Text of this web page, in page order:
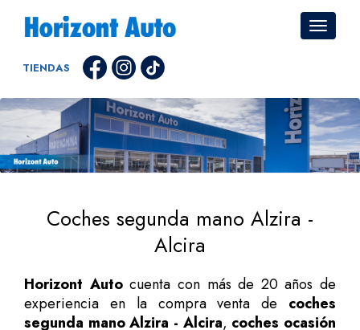
TIENDAS
Coches segunda mano Alzira -
Alcira
Horizont Autocuenta con más de 20 años de
experiencia en la compra venta de coches
segunda mano Alzira - Alcira, coches ocasión